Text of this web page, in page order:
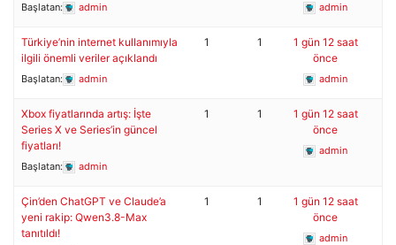
Başlatan: admin admin
Türkiye’nin internet kullanımıyla
ilgili önemli veriler açıklandı
Başlatan: admin
1 1
1 gün 12 saat
önce
admin
Xbox fiyatlarında artış: İşte
Series X ve Series’in güncel
fiyatları!
Başlatan: admin
1 1
1 gün 12 saat
önce
admin
Çin’den ChatGPT ve Claude’a
yeni rakip: Qwen3.8-Max
tanıtıldı!
1 1
1 gün 12 saat
önce
admin